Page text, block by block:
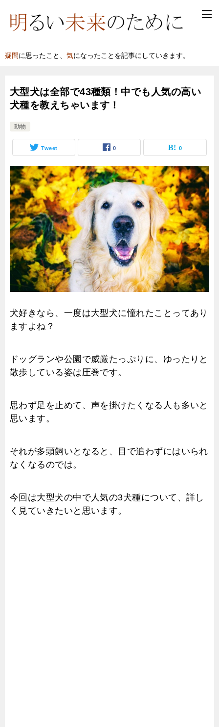
疑問に思ったこと、 気になったことを記事にしていきます。
大型犬は全部で43種類！中でも人気の高い
犬種を教えちゃいます！
動物
Tweet 0 0
犬好きなら、一度は大型犬に憧れたことってあり
ますよね？
ドッグランや公園で威厳たっぷりに、ゆったりと
散歩している姿は圧巻です。
思わず足を止めて、声を掛けたくなる人も多いと
思います。
それが多頭飼いとなると、目で追わずにはいられ
なくなるのでは。
今回は大型犬の中で人気の3犬種について、詳し
く見ていきたいと思います。